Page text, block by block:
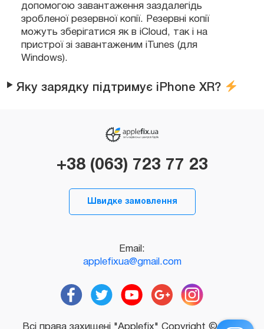
допомогою завантаження заздалегідь
зробленої резервної копії. Резервні копії
можуть зберігатися як в iCloud, так і на
пристрої зі завантаженим iTunes (для
Windows).
Яку зарядку підтримує iPhone XR?
+38 (063) 723 77 23
Швидке замовлення
Email:
applefixua@gmail.com
Всі права захищені "Applefix" Copyright © 2026